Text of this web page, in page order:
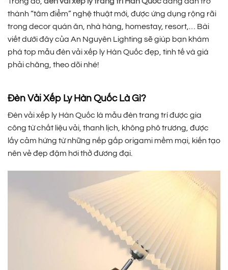
thành “tâm điểm” nghệ thuật mới, được ứng dụng rộng rãi
trong decor quán ăn, nhà hàng, homestay, resort,… Bài
viết dưới đây của An Nguyên Lighting sẽ giúp bạn khám
phá top mẫu đèn vải xếp ly Hàn Quốc đẹp, tinh tế và giá
phải chăng, theo dõi nhé!
Đèn Vải Xếp Ly Hàn Quốc Là Gì?
Đèn vải xếp ly Hàn Quốc là mẫu đèn trang trí được gia
công từ chất liệu vải, thanh lịch, không phô trương, được
lấy cảm hứng từ những nếp gấp origami mềm mại, kiến tạo
nên vẻ đẹp đậm hơi thở đương đại.